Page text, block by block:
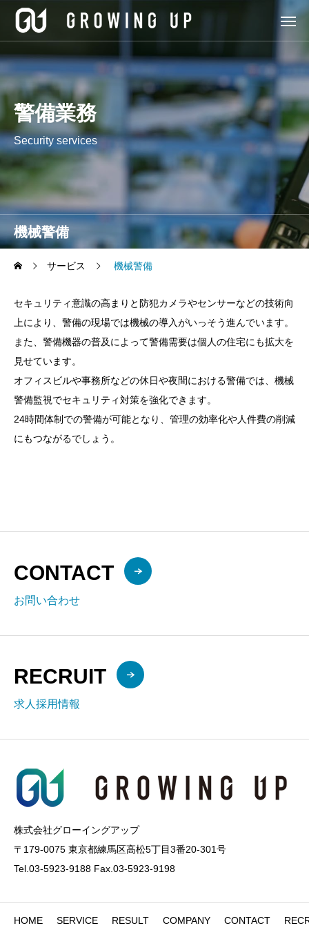
機械警備
警備業務
Security services
サービス 機械警備
セキュリティ意識の高まりと防犯カメラやセンサーなどの技術向
上により、警備の現場では機械の導入がいっそう進んでいます。
また、警備機器の普及によって警備需要は個人の住宅にも拡大を
見せています。
オフィスビルや事務所などの休日や夜間における警備では、機械
警備監視でセキュリティ対策を強化できます。
24時間体制での警備が可能となり、管理の効率化や人件費の削減
にもつながるでしょう。
CONTACT
お問い合わせ
RECRUIT
求人採用情報
株式会社グローイングアップ
〒179-0075 東京都練馬区高松5丁目3番20-301号
Tel.03-5923-9188 Fax.03-5923-9198
HOME SERVICE RESULT COMPANY CONTACT